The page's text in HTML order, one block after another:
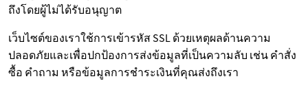
ถึงโดยผู้ไม่ได้รับอนุญาต
เว็บไซต์ของเราใช้การเข้ารหัส SSL ด้วยเหตุผลด้านความ
ปลอดภัยและเพื่อปกป้องการส่งข้อมูลที่เป็นความลับ เช่น คำสั่ง
ซื้อ คำถาม หรือข้อมูลการชำระเงินที่คุณส่งถึงเรา